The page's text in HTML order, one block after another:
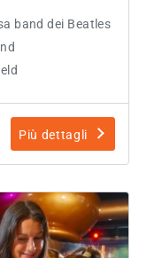
band dei Beatles
Più dettagli